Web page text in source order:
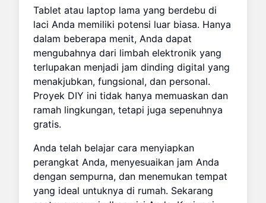
Tablet atau laptop lama yang berdebu di
laci Anda memiliki potensi luar biasa. Hanya
dalam beberapa menit, Anda dapat
mengubahnya dari limbah elektronik yang
terlupakan menjadi jam dinding digital yang
menakjubkan, fungsional, dan personal.
Proyek DIY ini tidak hanya memuaskan dan
ramah lingkungan, tetapi juga sepenuhnya
gratis.
Anda telah belajar cara menyiapkan
perangkat Anda, menyesuaikan jam Anda
dengan sempurna, dan menemukan tempat
yang ideal untuknya di rumah. Sekarang